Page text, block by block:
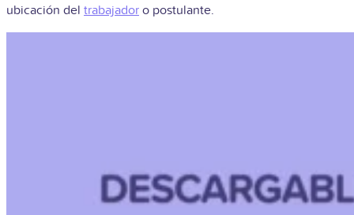
ubicación del trabajador o postulante.